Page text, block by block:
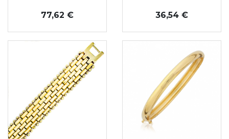
Prix
77,62 € Prix
36,54 €